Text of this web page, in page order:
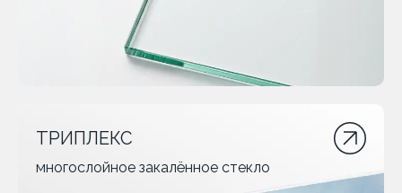
ТРИПЛЕКС
многослойное закалённое стекло